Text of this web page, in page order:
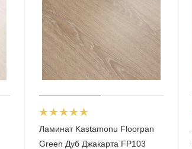
Ламинат Kastamonu Floorpan
Green Дуб Джакарта FP103